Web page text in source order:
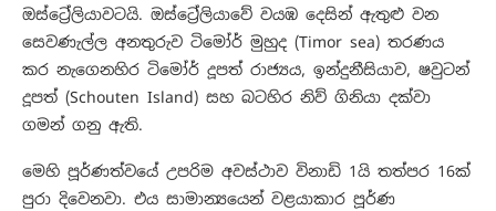
ඔස්ට්‍රේලියාවටයි. ඔස්ට්‍රේලියාවේ වයඹ දෙසින් ඇතුළු වන
සෙවණැල්ල අනතුරුව ටිමෝර් මුහුද (Timor sea) තරණය
කර නැ‍‍ගෙනහිර ටිමෝර් දූපත් රාජ්‍යය, ඉන්දුනීසියාව, ෂවුටන්
දූපත් (Schouten Island) සහ බටහිර නිව් ගිනියා දක්වා
ගමන් ගනු ඇති.
මෙහි පූර්ණත්වයේ උපරිම අවස්ථාව විනාඩි 1යි තත්පර 16ක්
පුරා දිවෙනවා. එය සාමාන්‍යයෙන් වළයාකාර පූර්ණ